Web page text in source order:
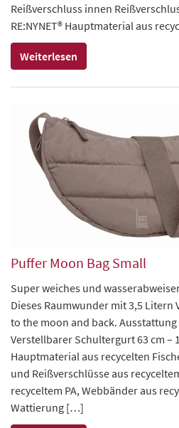
Reißverschluss innen
RE:NYNET® Hauptmaterial aus
Weiterlesen
Puffer Moon Bag Small
Super weiches und
Dieses Raumwunder mit 3,5 Litern
to the moon and back.
Verstellbarer Schultergurt 63 cm –
Hauptmaterial aus recycelten
und Reißverschlüsse aus
recyceltem PA, Webbänder aus
Wattierung […]